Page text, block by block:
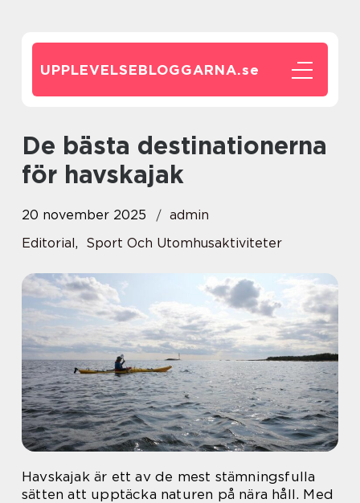
UPPLEVELSEBLOGGARNA.se
De bästa destinationerna
för havskajak
20 november 2025
admin
Editorial, Sport Och Utomhusaktiviteter
Havskajak är ett av de mest stämningsfulla
sätten att upptäcka naturen på nära håll. Med